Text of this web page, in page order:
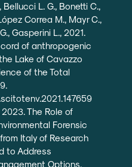
Bellucci L. G., Bonetti C.,
Correa M., Mayr C.,
Gasperini L., 2021.
of anthropogenic
Lake of Cavazzo
of the Total
2023. The Role of
Forensic
Italy of Research
to Address
Options.